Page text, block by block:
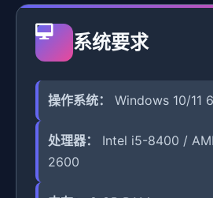
系统要求
操作系统： Windows 10/11
处理器：
Intel i5-8400 /
2600